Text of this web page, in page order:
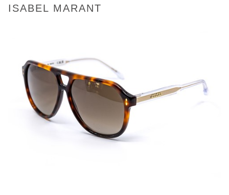
ISABEL MARANT